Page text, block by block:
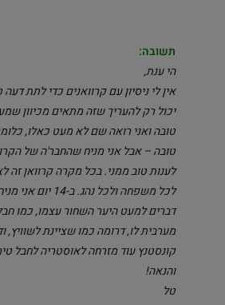
תשובה:
הי ענת,
אין לי ניסיון עם קרוואנים כדי לתת
יכול רק להעריך שזה מתאים מכיוון
טובה ואני רואה שם לא מעט כאלו,
טובה – אבל אני מניח שהחבר'ה של
לענות טוב ממני. בכל מקרה קרוואן זה
לכל משפחה ולכל
דברים למעט היער השחור עצמו, כמו
מערבית לו, דרומה כמו שציינת לשוויץ,
קונסטנץ עוד מזרחה לאוסטריה לחבל
והנאה!
טל